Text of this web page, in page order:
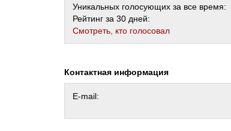
Уникальных голосующих за все время:
Рейтинг за 30 дней:
Cмотреть, кто голосовал
Контактная информация
E-mail: